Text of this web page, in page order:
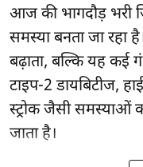
आज की भागदौड़ भरी
समस्या बनता जा रहा
बढ़ाता, बल्कि यह कई
टाइप-2 डायबिटीज,
स्ट्रोक जैसी समस्याओं
जाता है।